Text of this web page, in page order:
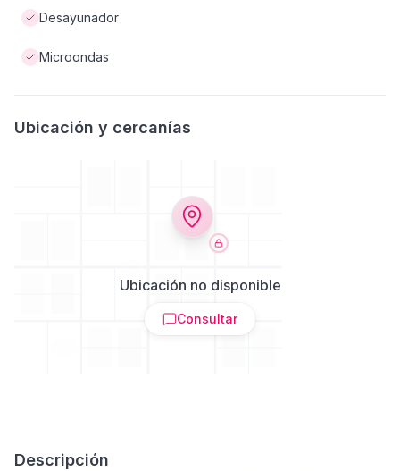
Desayunador
Microondas
Ubicación y cercanías
Ubicación no disponible
Consultar
Descripción